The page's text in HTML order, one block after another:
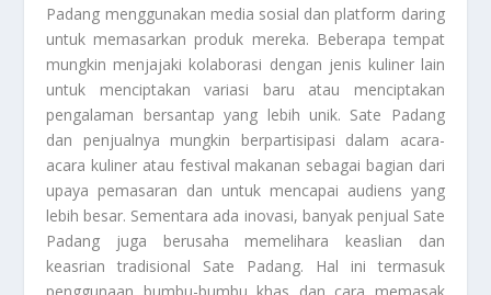
Padang menggunakan media sosial dan platform daring
untuk memasarkan produk mereka. Beberapa tempat
mungkin menjajaki kolaborasi dengan jenis kuliner lain
untuk menciptakan variasi baru atau menciptakan
pengalaman bersantap yang lebih unik. Sate Padang
dan penjualnya mungkin berpartisipasi dalam acara-
acara kuliner atau festival makanan sebagai bagian dari
upaya pemasaran dan untuk mencapai audiens yang
lebih besar. Sementara ada inovasi, banyak penjual Sate
Padang juga berusaha memelihara keaslian dan
keasrian tradisional Sate Padang. Hal ini termasuk